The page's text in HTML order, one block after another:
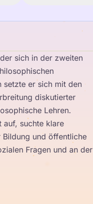
sich in der zweiten
setzte er sich mit den
diskutierter
Lehren.
auf, suchte klare
und öffentliche
Fragen und an der